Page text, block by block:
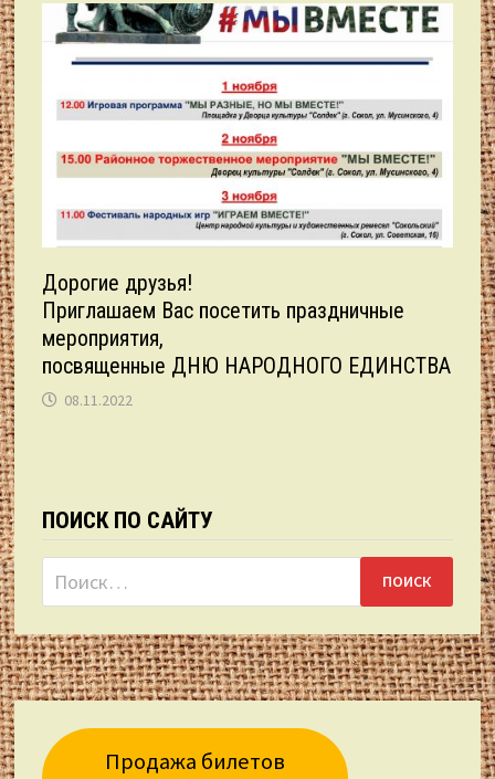
Дорогие друзья!
Приглашаем Вас посетить праздничные
мероприятия,
посвященные ДНЮ НАРОДНОГО ЕДИНСТВА
08.11.2022
ПОИСК ПО САЙТУ
Найти:
Продажа билетов